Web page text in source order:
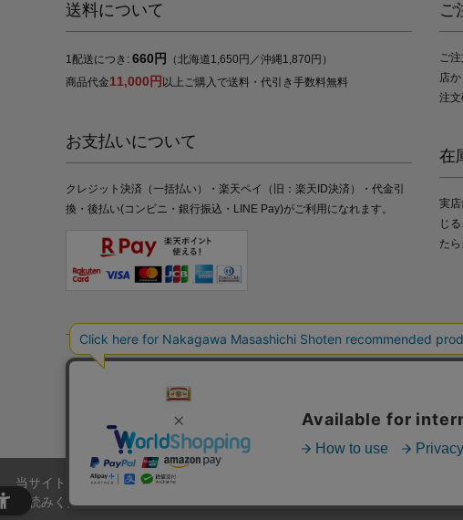
送料について
1配送につき: 660円
（北海道1,650円／沖縄1,870円）
商品代金11,000円 以上ご購入で送料・代引き手数料無料
お支払いについて
クレジット決済（一括払い）・楽天ペイ（旧：楽天ID決済）・代金引
換・後払い(コンビニ・銀行振込・LINE Pay)がご利用になれます。
ご
ご
店
注文
在
実
じ
た
プライバシーポリシー
当サイトでは、当サイト内における閲覧履歴・属性情報などの取得および利
お読みください。